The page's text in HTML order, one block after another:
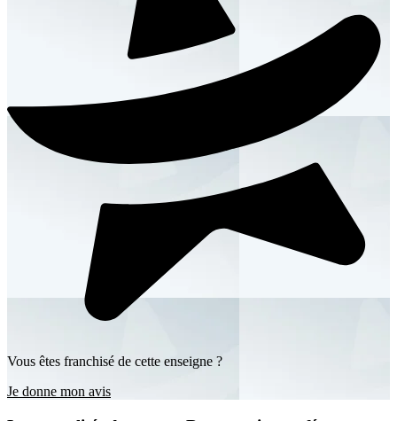
Vous êtes franchisé de cette enseigne ?
Je donne mon avis